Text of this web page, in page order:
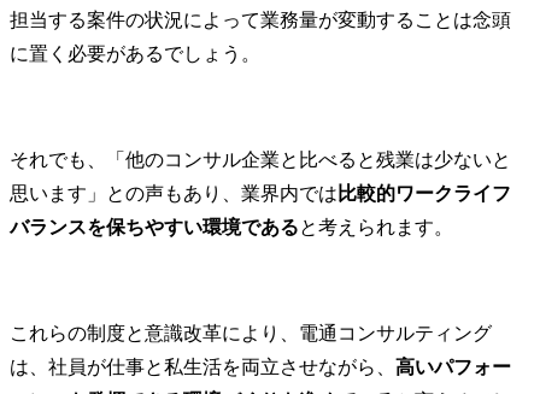
担当する案件の状況によって業務量が変動することは念頭
に置く必要があるでしょう。
それでも、「他のコンサル企業と比べると残業は少ないと
思います」との声もあり、業界内では 比較的ワークライフ
バランスを保ちやすい環境であると考えられます。
これらの制度と意識改革により、電通コンサルティング
は、社員が仕事と私生活を両立させながら、 高いパフォー